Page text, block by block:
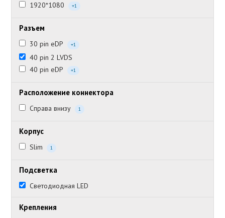
1920*1080
+1
Разъем
30 pin eDP +1
40 pin 2 LVDS
40 pin eDP
+1
Расположение коннектора
Справа внизу 1
Корпус
Slim 1
Подсветка
Светодиодная LED
Крепления